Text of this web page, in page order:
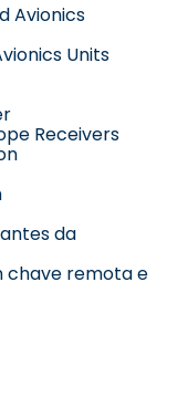
Avionics
Units
Receivers
da
chave remota e